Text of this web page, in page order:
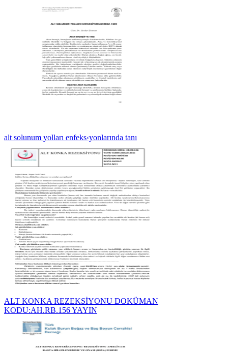
alt solunum yolları enfeks‹yonlarında tanı
ALT KONKA REZEKSİYONU DOKÜMAN
KODU:AH.RB.156 YAYIN